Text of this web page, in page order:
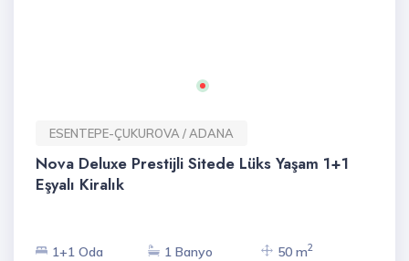
ESENTEPE-ÇUKUROVA / ADANA
Nova Deluxe Prestijli Sitede Lüks Yaşam 1+1
Eşyalı Kiralık
1+1 Oda 1 Banyo 50 m2